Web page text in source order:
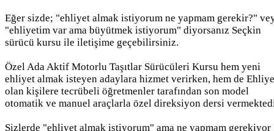
Eğer sizde; "ehliyet almak istiyorum ne yapmam gerekir?"
"ehliyetim var ama büyütmek istiyorum" diyorsanız Seçkin
sürücü kursu ile iletişime geçebilirsiniz.
Özel Ada Aktif Motorlu Taşıtlar Sürücüleri Kursu hem yeni
ehliyet almak isteyen adaylara hizmet verirken, hem de
olan kişilere tecrübeli öğretmenler tarafından son model
otomatik ve manuel araçlarla özel direksiyon dersi
Sizlerde "ehliyet almak istiyorum" ama ne yapmam gerekiyor